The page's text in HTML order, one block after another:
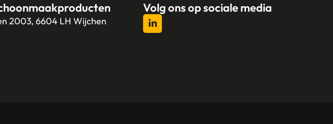
2003, 6604 LH Wijchen
Volg ons op sociale media